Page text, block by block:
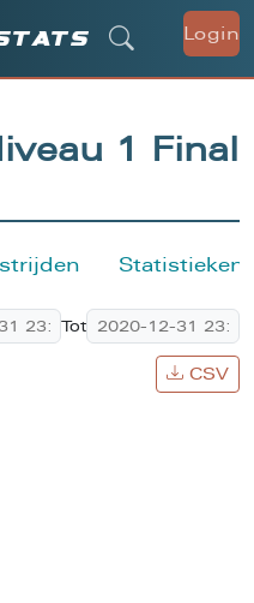
Login
1 Final
Statistieken
Tot
CSV